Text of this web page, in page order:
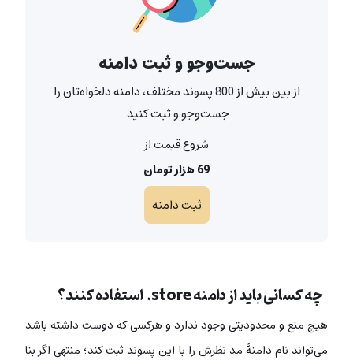
جست‌و‌جو و ثبت دامنه
از بین بیش از 800 پسوند مختلف، دامنه دلخواه‌تان را
جست‌و‌جو و ثبت کنید.
شروع قیمت از
69 هزار تومان
ثبت دامنه
چه کسانی باید از دامنه store. استفاده کنند؟
هیچ منع و محدودیتی وجود ندارد و هرکسی که دوست داشته باشد
می‌تواند نام دامنۀ مد نظرش را با این پسوند ثبت کند؛ منتهی اگر بنا